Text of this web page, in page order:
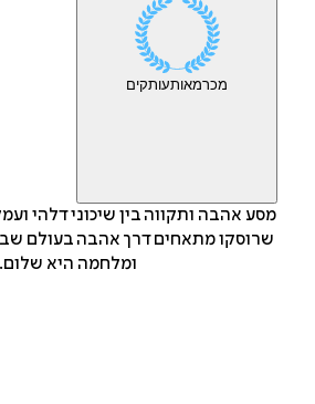
מכרמאותעותקים
מסע אהבה ותקווה בין שיכוני דלהי
שרוסקו מתאחים דרך אהבה בעולם
ומלחמה היא שלום.